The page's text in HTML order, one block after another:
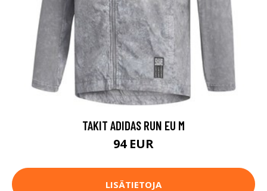
TAKIT ADIDAS RUN EU M
94 EUR
LISÄTIETOJA